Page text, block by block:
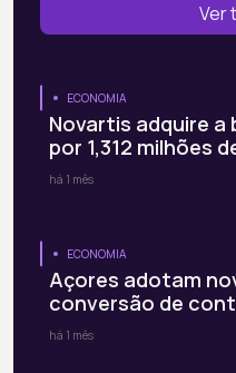
Ver
ECONOMIA
Novartis adquire
por 1,312 milhões
há 1 mês
ECONOMIA
Açores adotam
conversão de
há 1 mês